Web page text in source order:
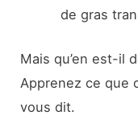
de gras
Mais qu’en est-il
Apprenez ce que
vous dit.